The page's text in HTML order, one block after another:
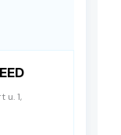
u. 1,